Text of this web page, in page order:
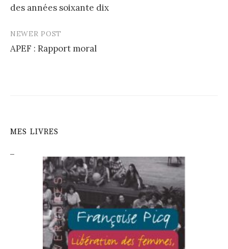
des années soixante dix
NEWER POST
APEF : Rapport moral
MES LIVRES